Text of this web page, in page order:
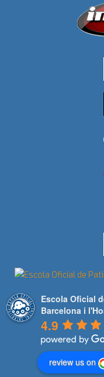
Escola Oficial
Barcelona i
4.9
review us on